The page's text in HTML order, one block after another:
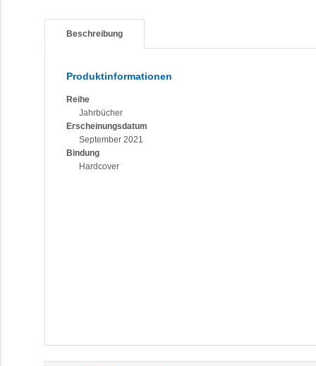
Beschreibung
Produktinformationen
Reihe
Jahrbücher
Erscheinungsdatum
September 2021
Bindung
Hardcover